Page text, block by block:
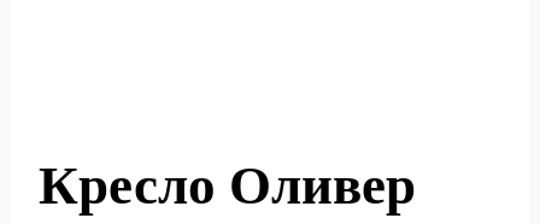
Кресло Оливер